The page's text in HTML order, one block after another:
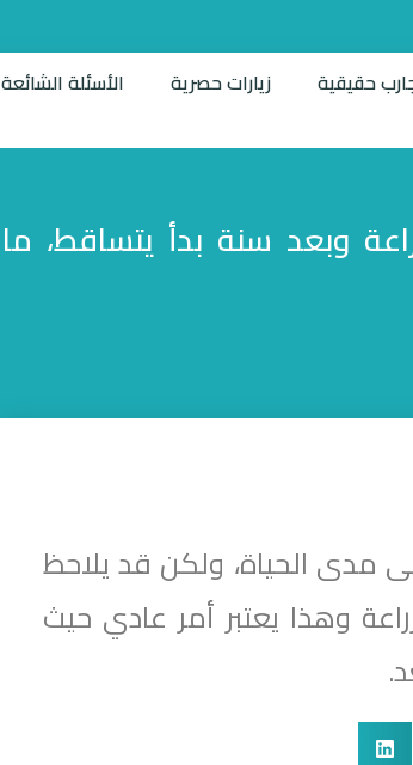
حقيقية زيارات حصرية الأسئلة الشائعة
وبعد سنة بدأ يتساقط، ما
مدى الحياة، ولكن قد يلاحظ
من الزراعة وهذا يعتبر أمر عادي حيث